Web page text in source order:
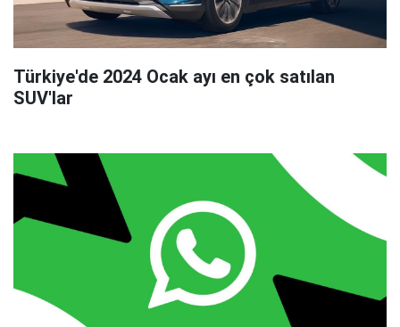
Türkiye'de 2024 Ocak ayı en çok satılan
SUV'lar